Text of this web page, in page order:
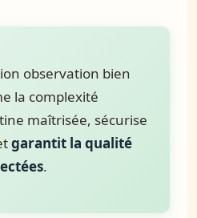
observation bien
la complexité
maîtrisée, sécurise
garantit la qualité
.